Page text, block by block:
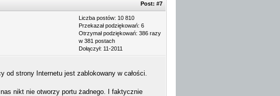
Post: #7
Liczba postów: 10 810
Przekazał podziękowań: 6
Otrzymał podziękowań: 386 razy
w 381 postach
Dołączył: 11-2011
od strony Internetu jest zablokowany w całości.
nikt nie otworzy portu żadnego. I faktycznie